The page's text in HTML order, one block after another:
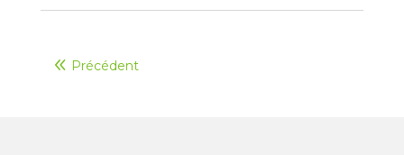
Précédent